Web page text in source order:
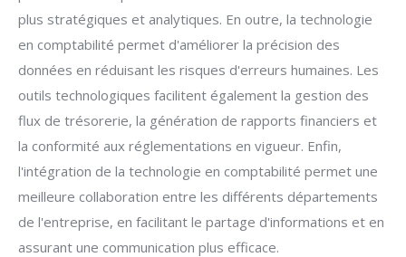
plus stratégiques et analytiques. En outre, la technologie
en comptabilité permet d'améliorer la précision des
données en réduisant les risques d'erreurs humaines. Les
outils technologiques facilitent également la gestion des
flux de trésorerie, la génération de rapports financiers et
la conformité aux réglementations en vigueur. Enfin,
l'intégration de la technologie en comptabilité permet une
meilleure collaboration entre les différents départements
de l'entreprise, en facilitant le partage d'informations et en
assurant une communication plus efficace.